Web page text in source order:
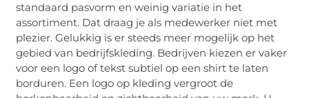
standaard pasvorm en weinig variatie in het
assortiment. Dat draag je als medewerker niet met
plezier. Gelukkig is er steeds meer mogelijk op het
gebied van bedrijfskleding. Bedrijven kiezen er vaker
voor een logo of tekst subtiel op een shirt te laten
borduren. Een logo op kleding vergroot de